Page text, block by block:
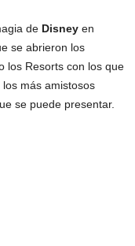
de Disney en
se abrieron los
los Resorts con los que
más amistosos
se puede presentar.